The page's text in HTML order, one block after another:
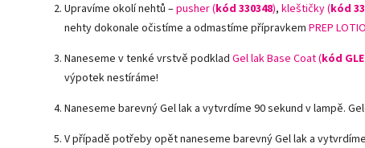
Upravíme okolí nehtů –pusher (kód 330348), kleštičky (kód
nehty dokonale očistíme a odmastíme přípravkem PREP
Naneseme v tenké vrstvě podklad Gel lak Base Coat (kód
výpotek nestíráme!
Naneseme barevný Gel lak a vytvrdíme 90 sekund v lampě.
V případě potřeby opět naneseme barevný Gel lak a